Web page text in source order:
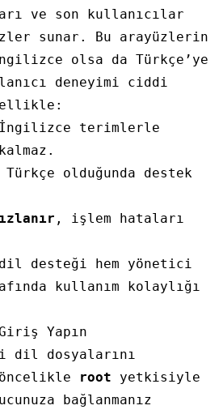
ve son kullanıcılar
sunar. Bu arayüzlerin
olsa da Türkçe’ye
deneyimi ciddi
terimlerle
Türkçe olduğunda destek
, işlem hataları
dil desteği hem yönetici
kullanım kolaylığı
Yapın
dil dosyalarını
root yetkisiyle
bağlanmanız